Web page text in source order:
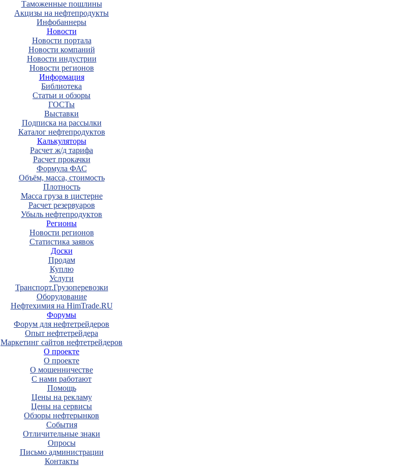
Таможенные пошлины
Акцизы на нефтепродукты
Инфобаннеры
Новости
Новости портала
Новости компаний
Новости индустрии
Новости регионов
Информация
Библиотека
Статьи и обзоры
ГОСТы
Выставки
Подписка на рассылки
Каталог нефтепродуктов
Калькуляторы
Расчет ж/д тарифа
Расчет прокачки
Формула ФАС
Объём, масса, стоимость
Плотность
Масса груза в цистерне
Расчет резервуаров
Убыль нефтепродуктов
Регионы
Новости регионов
Статистика заявок
Доски
Продам
Куплю
Услуги
Транспорт.Грузоперевозки
Оборудование
Нефтехимия на HimTrade.RU
Форумы
Форум для нефтетрейдеров
Опыт нефтетрейдера
Маркетинг сайтов нефтетрейдеров
О проекте
О проекте
О мошенничестве
С нами работают
Помощь
Цены на рекламу
Цены на сервисы
Обзоры нефтерынков
События
Отличительные знаки
Опросы
Письмо администрации
Контакты